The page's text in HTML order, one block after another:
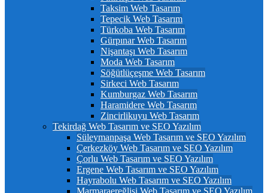
Taksim Web Tasarım
Tepecik Web Tasarım
Türkoba Web Tasarım
Gürpınar Web Tasarım
Nişantaşı Web Tasarım
Moda Web Tasarım
Söğütlüçeşme Web Tasarım
Sirkeci Web Tasarım
Kumburgaz Web Tasarım
Haramidere Web Tasarım
Zincirlikuyu Web Tasarım
Tekirdağ Web Tasarım ve SEO Yazılım
Süleymanpaşa Web Tasarım ve SEO Yazılım
Çerkezköy Web Tasarım ve SEO Yazılım
Çorlu Web Tasarım ve SEO Yazılım
Ergene Web Tasarım ve SEO Yazılım
Hayrabolu Web Tasarım ve SEO Yazılım
Marmaraereğlisi Web Tasarım ve SEO Yazılım